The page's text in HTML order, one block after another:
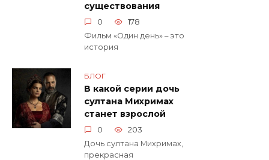
существования
0
178
Фильм «Один день» – это
история
БЛОГ
В какой серии дочь
султана Михримах
станет взрослой
0
203
Дочь султана Михримах,
прекрасная